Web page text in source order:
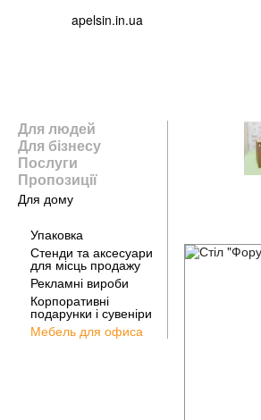
apelsin.in.ua
Для людей
Для бізнесу
Послуги
Пропозиції
Для дому
Упаковка
Стенди та аксесуари
для місць продажу
Рекламні вироби
Корпоративні
подарунки і сувеніри
Мебель для офиса